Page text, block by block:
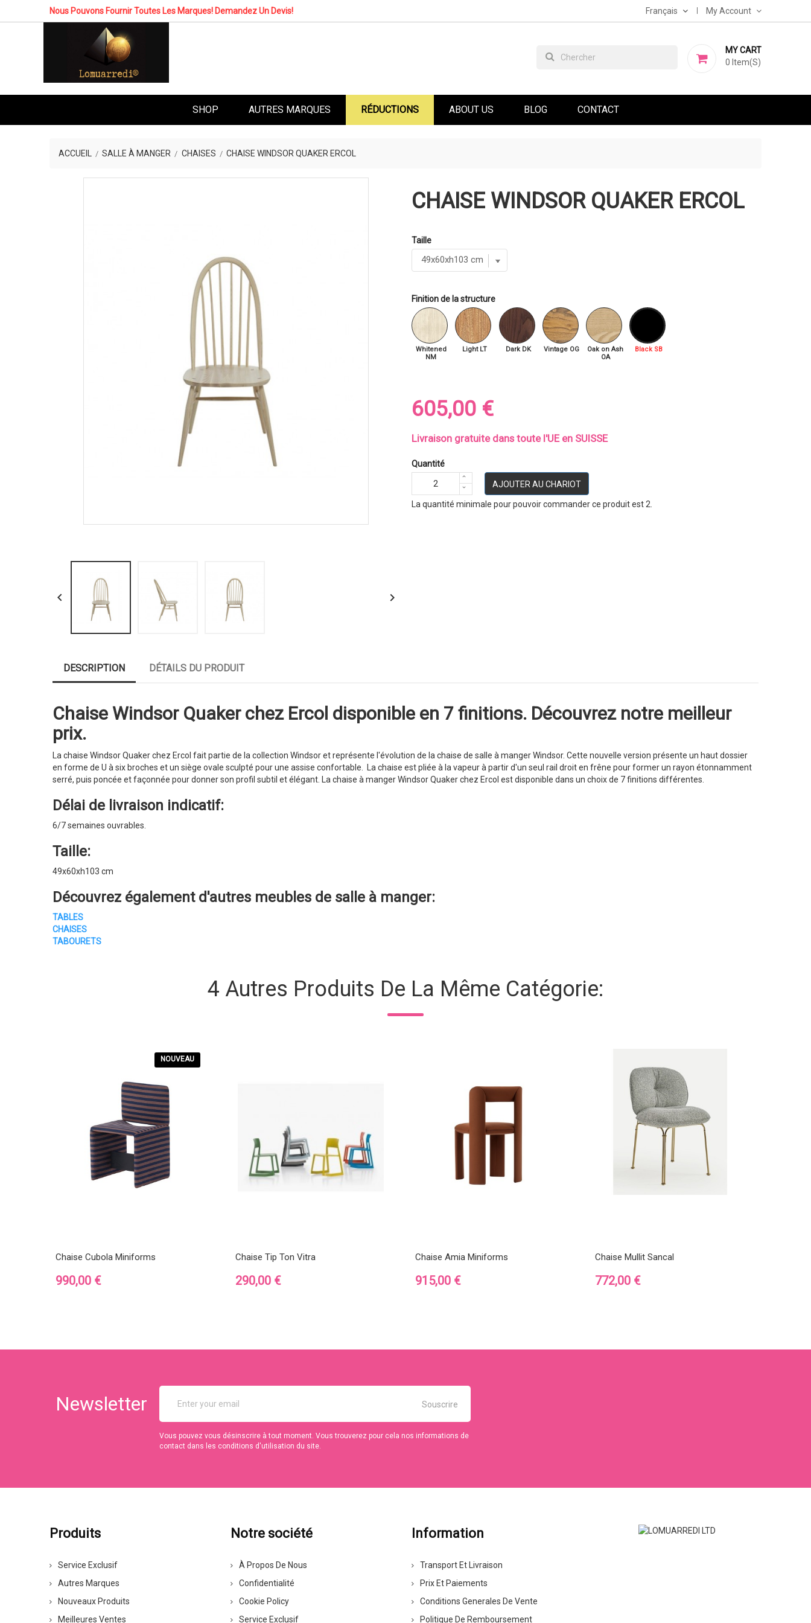
Nous Pouvons Fournir Toutes Les Marques! Demandez Un Devis! Français My Account
MY CART
0 Item(s)
SHOP AUTRES MARQUES RÉDUCTIONS ABOUT US BLOG CONTACT
ACCUEIL SALLE À MANGER CHAISES CHAISE WINDSOR QUAKER ERCOL
 
CHAISE WINDSOR QUAKER ERCOL
Taille
Finition de la structure
Whitened
NM
Light LT Dark DK Vintage OG
Oak on Ash
OA
Black SB
605,00 €
Livraison gratuite dans toute l'UE en SUISSE
Quantité
AJOUTER AU CHARIOT
La quantité minimale pour pouvoir commander ce produit est 2.
DESCRIPTION DÉTAILS DU PRODUIT
Chaise Windsor Quaker chez Ercol disponible en 7 finitions. Découvrez notre meilleur
prix.
La chaise Windsor Quaker chez Ercol fait partie de la collection Windsor et représente l'évolution de la chaise de salle à manger Windsor. Cette nouvelle version présente un haut dossier
en forme de U à six broches et un siège ovale sculpté pour une assise confortable. La chaise est pliée à la vapeur à partir d'un seul rail droit en frêne pour former un rayon étonnamment
serré, puis poncée et façonnée pour donner son profil subtil et élégant. La chaise à manger Windsor Quaker chez Ercol est disponible dans un choix de 7 finitions différentes.
Délai de livraison indicatif:
6/7 semaines ouvrables.
Taille:
49x60xh103 cm
Découvrez également d'autres meubles de salle à manger:
TABLES
CHAISES
TABOURETS
4 Autres Produits De La Même Catégorie:
NOUVEAU
Chaise Cubola Miniforms
Prix
990,00 €
Chaise Tip Ton Vitra
Prix
290,00 €
Chaise Amia Miniforms
Prix
915,00 €
Chaise Mullit Sancal
Prix
772,00 €
Newsletter
Vous pouvez vous désinscrire à tout moment. Vous trouverez pour cela nos informations de
contact dans les conditions d'utilisation du site.
Produits
Service Exclusif
Autres Marques
Nouveaux Produits
Meilleures Ventes
Notre société
À Propos De Nous
Confidentialité
Cookie Policy
Service Exclusif
Information
Transport Et Livraison
Prix Et Paiements
Conditions Generales De Vente
Politique De Remboursement